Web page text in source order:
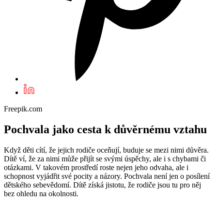
Freepik.com
Pochvala jako cesta k důvěrnému vztahu
Když děti cítí, že jejich rodiče oceňují, buduje se mezi nimi důvěra.
Dítě ví, že za nimi může přijít se svými úspěchy, ale i s chybami či
otázkami. V takovém prostředí roste nejen jeho odvaha, ale i
schopnost vyjádřit své pocity a názory. Pochvala není jen o posílení
dětského sebevědomí. Dítě získá jistotu, že rodiče jsou tu pro něj
bez ohledu na okolnosti.